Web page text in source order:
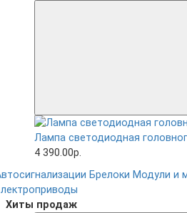
Лампа светодиодная
4 390.00р.
Брелоки Модули и
Хиты продаж